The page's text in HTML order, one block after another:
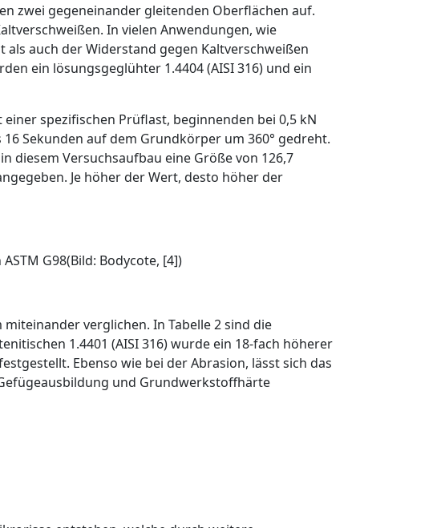
zwei gegeneinander gleitenden Oberflächen auf.
In vielen Anwendungen, wie
auch der Widerstand gegen Kaltverschweißen
ein lösungsgeglühter 1.4404 (AISI 316) und ein
spezifischen Prüflast, beginnenden bei 0,5 kN
Sekunden auf dem ­Grundkörper um 360° gedreht.
diesem Versuchsaufbau eine Größe von 126,7
Je höher der Wert, desto höher der
G98(Bild: Bodycote, [4])
miteinander verglichen. In Tabelle 2sind die
1.4401 (AISI 316) wurde ein 18-fach höherer
Ebenso wie bei der Abrasion, lässt sich das
und Grundwerkstoffhärte